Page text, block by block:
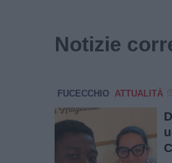
Notizie
FUCECCHIO ATTUALITÀ